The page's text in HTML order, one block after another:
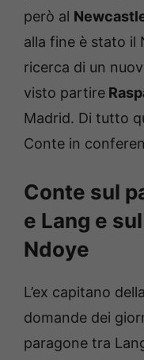
però al
alla fine è stato il
ricerca di un
visto partire
Madrid. Di tutto
Conte in
Conte sul
e Lang e
Ndoye
L’ex capitano
domande dei
paragone tra